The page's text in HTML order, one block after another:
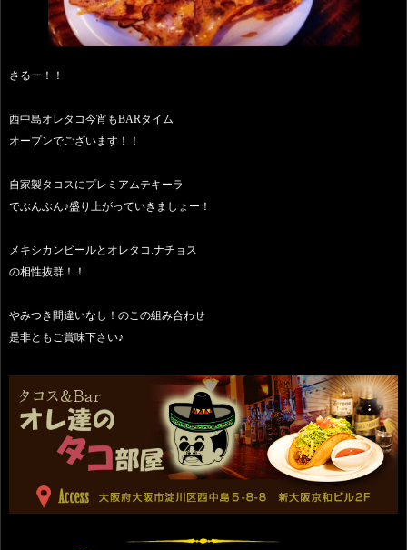
さるー！！
西中島オレタコ今宵もBARタイム
オープンでございます！！
自家製タコスにプレミアムテキーラ
でぶんぶん♪盛り上がっていきましょー！
メキシカンビールとオレタコ.ナチョス
の相性抜群！！
やみつき間違いなし！のこの組み合わせ
是非ともご賞味下さい♪